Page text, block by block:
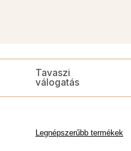
Tavaszi
válogatás
Legnépszerűbb termékek